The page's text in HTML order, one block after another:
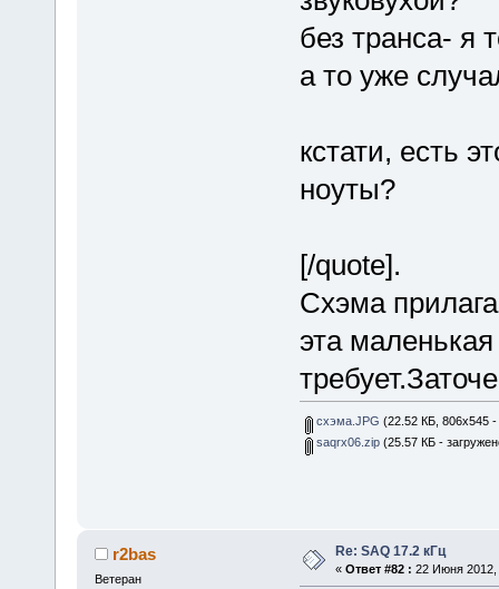
без транса- я
а то уже
кстати, есть
ноуты?
[/quote].
Схэма
эта
схэма.JPG (22.52 КБ, 806x545
saqrx06.zip(25.57 КБ -
r2bas
Ветеран
Re: SAQ 17.2 кГц
« Ответ #82 : 22 Июня 2012,